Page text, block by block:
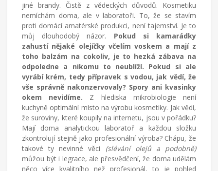
jiné brandy. Čistě z vědeckých důvodů. Kosmetiku
nemíchám doma, ale v laboratoři. To, že se stavím
proti domácí amatérské produkci, není tajemství. Je to
můj dlouhodobý názor. Pokud si kamarádky
zahustí nějaké olejíčky včelím voskem a mají z
toho balzám na cokoliv, je to hezká zábava na
odpoledne a nikomu to neublíží. Pokud si ale
vyrábí krém, tedy přípravek s vodou, jak vědí, že
vše správně nakonzervovaly? Spory ani kvasinky
okem nevidíme. Z hlediska mikrobiologie není
kuchyně optimální místo na výrobu kosmetiky. Jak vědí,
že suroviny, které koupily na internetu, jsou v pořádku?
Mají doma analytickou laboratoř a každou složku
zkontrolují stejně jako profesionální výroba? Chápu, že
takové ty nevinné věci (slévání olejů a podobně)
můžou být i legrace, ale přesvědčení, že doma udělám
něco více kvalitního než profesionál, to je pohled